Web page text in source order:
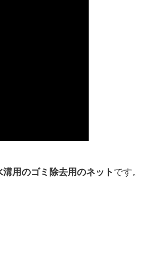
用のゴミ除去用のネット です。